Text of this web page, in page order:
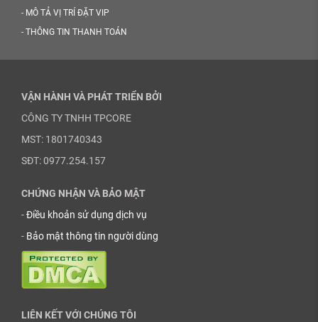
- MÔ TẢ VỊ TRÍ ĐẶT VIP
- THÔNG TIN THANH TOÁN
VẬN HÀNH VÀ PHÁT TRIỂN BỞI
CÔNG TY TNHH TPCORE
MST: 1801740343
SĐT: 0977.254.157
CHỨNG NHẬN VÀ BẢO MẬT
-Điều khoản sử dụng dịch vụ
- Bảo mật thông tin người dùng
LIÊN KẾT VỚI CHÚNG TÔI